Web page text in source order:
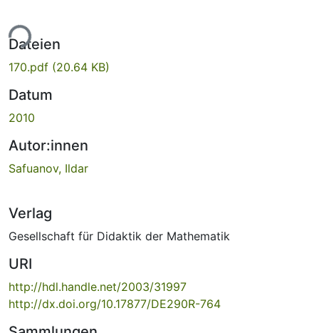
Dateien
170.pdf (20.64 KB)
Datum
2010
Autor:innen
Safuanov, Ildar
Verlag
Gesellschaft für Didaktik der Mathematik
URI
http://hdl.handle.net/2003/31997
http://dx.doi.org/10.17877/DE290R-764